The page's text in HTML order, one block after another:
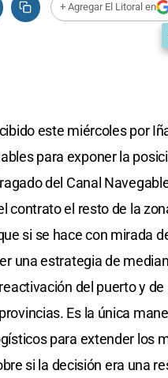
+ Agregar El Litoral en
este miércoles por
para exponer la
del Canal
contrato el resto de la
si se hace con mirada
una estrategia de
del puerto y
Es la única
para extender los
si la decisión era una